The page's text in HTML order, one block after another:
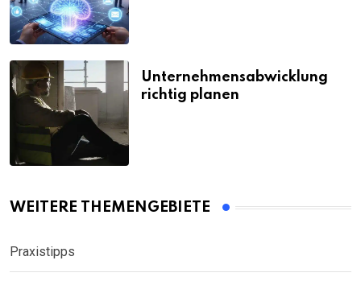
Unternehmensabwicklung
richtig planen
WEITERE THEMENGEBIETE
Praxistipps